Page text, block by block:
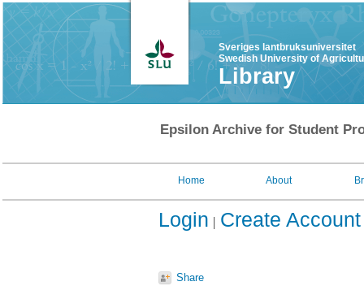
Sveriges lantbruksuniversitet
Swedish University of
Library
Epsilon Archive for Student
Home About
Login Create Account
Share